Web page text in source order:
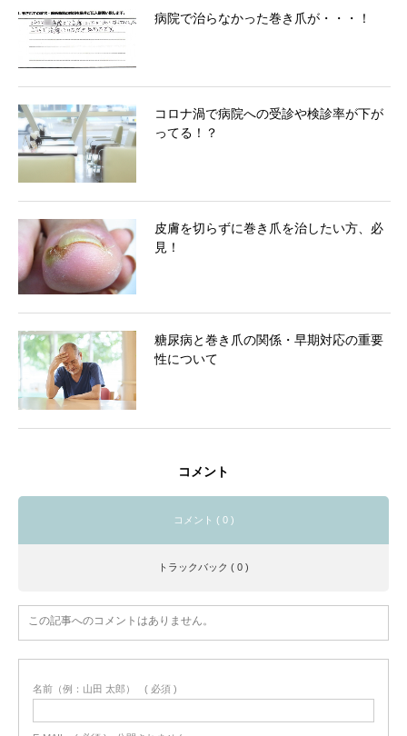
病院で治らなかった巻き爪が・・・！
コロナ渦で病院への受診や検診率が下が
ってる！？
皮膚を切らずに巻き爪を治したい方、必
見！
糖尿病と巻き爪の関係・早期対応の重要
性について
コメント
コメント ( 0 )
トラックバック ( 0 )
この記事へのコメントはありません。
名前（例：山田 太郎） ( 必須 )